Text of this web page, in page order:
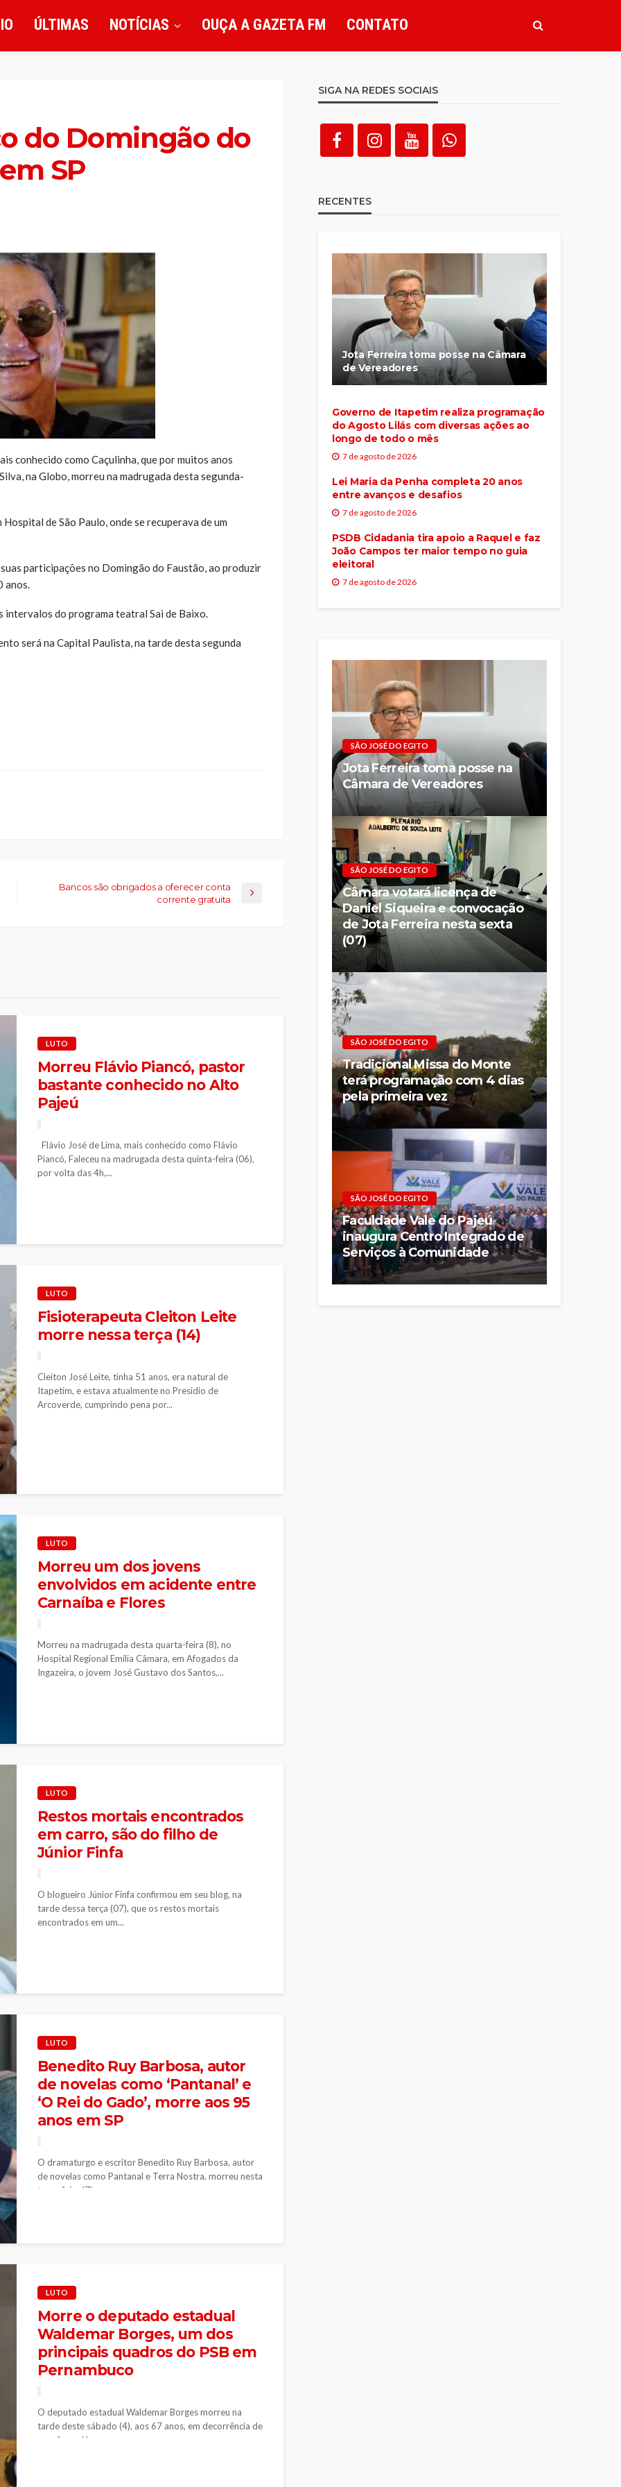
ÚLTIMAS NOTÍCIAS OUÇA A GAZETA FM CONTATO
do Domingão do
SP
conhecido como Caçulinha, que por muitos anos
na Globo, morreu na madrugada desta segunda-
de São Paulo, onde se recuperava de um
participações no Domingão do Faustão, ao produzir
anos.
intervalos do programa teatral Sai de Baixo.
será na Capital Paulista, na tarde desta segunda
Bancos são obrigados a oferecer conta
corrente gratuita
LUTO
Morreu Flávio Piancó, pastor
bastante conhecido no Alto
Pajeú
Flávio José de Lima, mais conhecido como Flávio
Piancó, Faleceu na madrugada desta quinta-feira (06),
por volta das 4h,...
LUTO
Fisioterapeuta Cleiton Leite
morre nessa terça (14)
Cleiton José Leite, tinha 51 anos, era natural de
Itapetim, e estava atualmente no Presidio de
Arcoverde, cumprindo pena por...
LUTO
Morreu um dos jovens
envolvidos em acidente entre
Carnaíba e Flores
Morreu na madrugada desta quarta-feira (8), no
Hospital Regional Emília Câmara, em Afogados da
Ingazeira, o jovem José Gustavo dos Santos,...
LUTO
Restos mortais encontrados
em carro, são do filho de
Júnior Finfa
O blogueiro Júnior Finfa confirmou em seu blog, na
tarde dessa terça (07), que os restos mortais
encontrados em um...
LUTO
Benedito Ruy Barbosa, autor
de novelas como ‘Pantanal’ e
‘O Rei do Gado’, morre aos 95
anos em SP
O dramaturgo e escritor Benedito Ruy Barbosa, autor
de novelas como Pantanal e Terra Nostra, morreu nesta
terça-feira (7) na...
LUTO
Morre o deputado estadual
Waldemar Borges, um dos
principais quadros do PSB em
Pernambuco
O deputado estadual Waldemar Borges morreu na
tarde deste sábado (4), aos 67 anos, em decorrência de
um câncer. Um...
SIGA NA REDES SOCIAIS
RECENTES
Jota Ferreira toma posse na Câmara
de Vereadores
Governo de Itapetim realiza programação
do Agosto Lilás com diversas ações ao
longo de todo o mês
7 de agosto de 2026
Lei Maria da Penha completa 20 anos
entre avanços e desafios
7 de agosto de 2026
PSDB Cidadania tira apoio a Raquel e faz
João Campos ter maior tempo no guia
eleitoral
7 de agosto de 2026
SÃO JOSÉ DO EGITO
Jota Ferreira toma posse na
Câmara de Vereadores
SÃO JOSÉ DO EGITO
Câmara votará licença de
Daniel Siqueira e convocação
de Jota Ferreira nesta sexta
(07)
SÃO JOSÉ DO EGITO
Tradicional Missa do Monte
terá programação com 4 dias
pela primeira vez
SÃO JOSÉ DO EGITO
Faculdade Vale do Pajeú
inaugura Centro Integrado de
Serviços à Comunidade